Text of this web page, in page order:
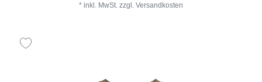
* inkl. MwSt. zzgl. Versandkosten